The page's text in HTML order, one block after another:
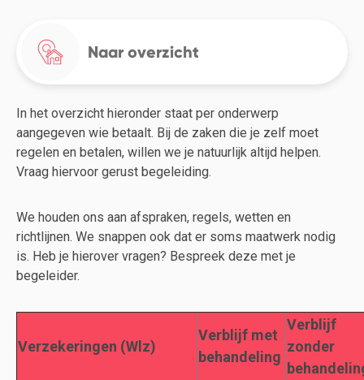
Naar overzicht
In het overzicht hieronder staat per onderwerp
aangegeven wie betaalt. Bij de zaken die je zelf moet
regelen en betalen, willen we je natuurlijk altijd helpen.
Vraag hiervoor gerust begeleiding.
We houden ons aan afspraken, regels, wetten en
richtlijnen. We snappen ook dat er soms maatwerk nodig
is. Heb je hierover vragen? Bespreek deze met je
begeleider.
Verzekeringen (Wlz)
Verblijf met
behandeling
Verblijf
zonder